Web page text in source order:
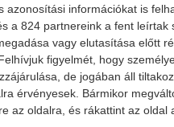
azonosítási információkat is
a 824 partnereink a fent
vagy elutasítása előtt
figyelmét, hogy
de jogában áll
érvényesek. Bármikor
az oldalra, és rákattint az oldal
és